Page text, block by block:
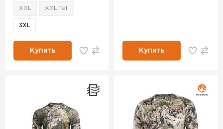
XXL XXL Tall
3XL
Купить Купить